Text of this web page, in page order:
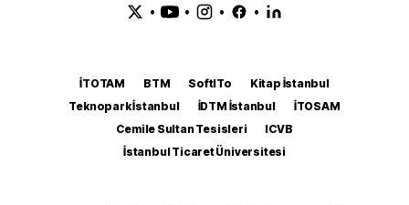
• • • •
İTOTAM BTM SoftITo
Kitap İstanbul
Teknopark İstanbul
İDTM İstanbul
İTOSAM
Cemile Sultan Tesisleri
ICVB
İstanbul Ticaret Üniversitesi